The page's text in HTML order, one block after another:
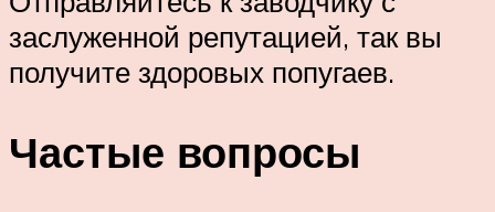
заслуженной репутацией, так вы
получите здоровых попугаев.
Частые вопросы